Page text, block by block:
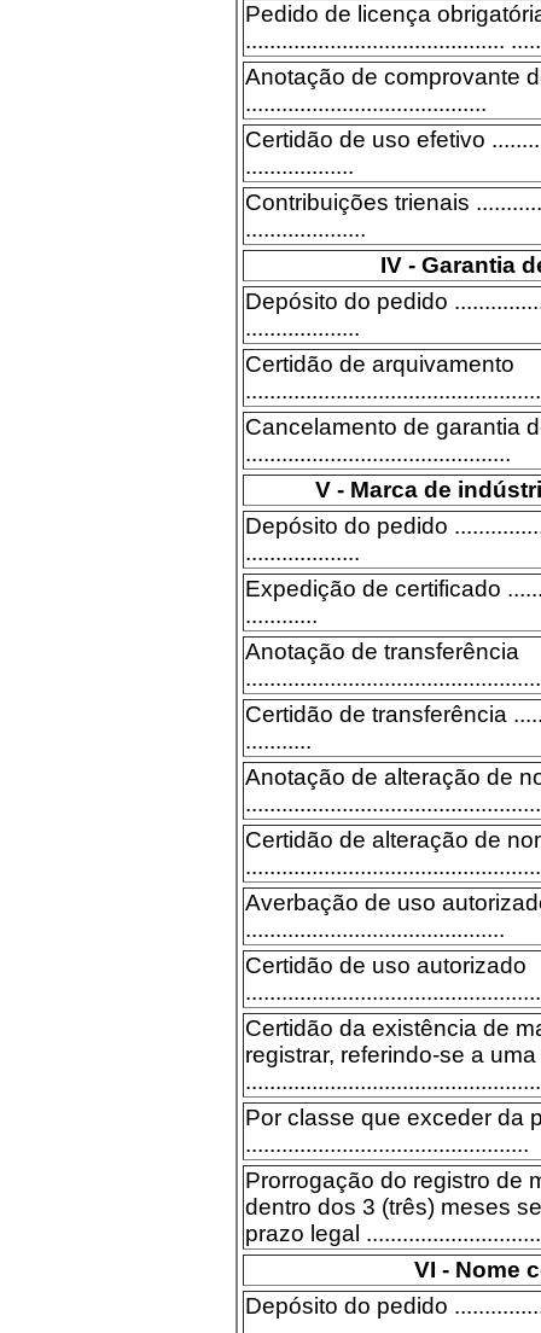
Pedido de licença
........................................... .....
Anotação de comprovante
........................................
Certidão de uso efetivo
..................
Contribuições trienais
....................
IV - Garantia
Depósito do pedido
...................
Certidão de arquivamento
Cancelamento de garantia
............................................
V - Marca de
Depósito do pedido
...................
Expedição de certificado
............
Anotação de transferência
Certidão de transferência
...........
Anotação de alteração de
Certidão de alteração de
Averbação de uso
...........................................
Certidão de uso autorizado
Certidão da existência de
registrar, referindo-se a
Por classe que exceder da
...............................................
Prorrogação do registro de
dentro dos 3 (três) meses
prazo legal
VI - Nome
Depósito do pedido